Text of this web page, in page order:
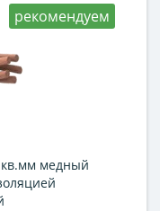
рекомендуем
кв.мм медный